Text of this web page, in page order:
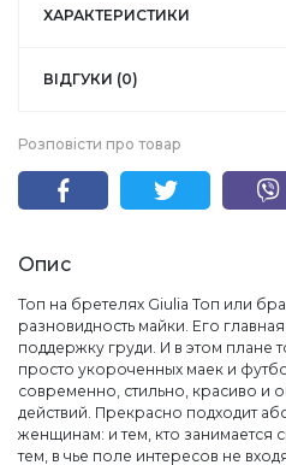
ХАРАКТЕРИСТИКИ
ВІДГУКИ (0)
Розповісти про товар
Опис
Топ на бретелях Giulia Топ или
разновидность майки. Его
поддержку груди. И в этом плане
просто укороченных маек и
современно, стильно, красиво и
действий. Прекрасно подходит
женщинам: и тем, кто занимается
тем, в чье поле интересов не